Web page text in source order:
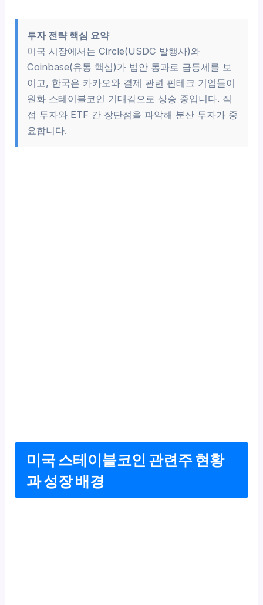
투자 전략 핵심 요약
미국 시장에서는 Circle(USDC 발행사)와
Coinbase(유통 핵심)가 법안 통과로 급등세를 보
이고, 한국은 카카오와 결제 관련 핀테크 기업들이
원화 스테이블코인 기대감으로 상승 중입니다. 직
접 투자와 ETF 간 장단점을 파악해 분산 투자가 중
요합니다.
미국 스테이블코인 관련주 현황
과 성장 배경